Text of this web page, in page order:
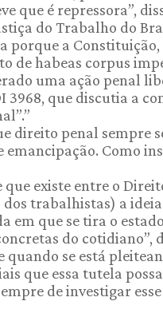
que é repressora”,
do Trabalho do
porque a
de habeas corpus
uma ação penal
3968, que discutia a
direito penal sempre
emancipação. Como
existe entre o
trabalhistas) a
em que se tira o
do cotidiano”,
quando se está
que essa tutela
de investigar